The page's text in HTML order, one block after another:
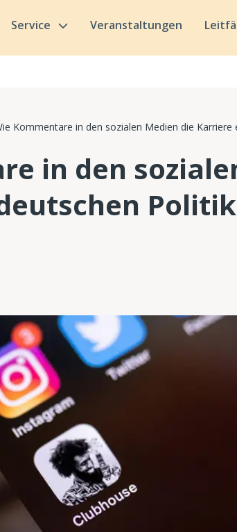
Service Veranstaltungen
Kommentare in den sozialen Medien die
in den